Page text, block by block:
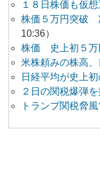
１８日株価も仮
株価５万円突破
10:36）
株価 史上初５万
米株頼みの株高
日経平均が史上
２日の関税爆弾
トランプ関税脅